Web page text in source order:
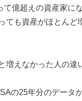
て億超えの資産家に
ても資産がほとんど
増えなかった人の違
の25年分のデータ